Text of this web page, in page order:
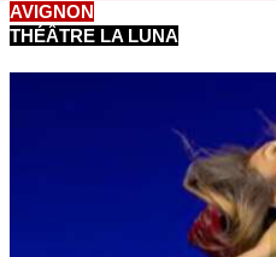
LE CLUB
AVIGNON
THÉÂTRE LA LUNA